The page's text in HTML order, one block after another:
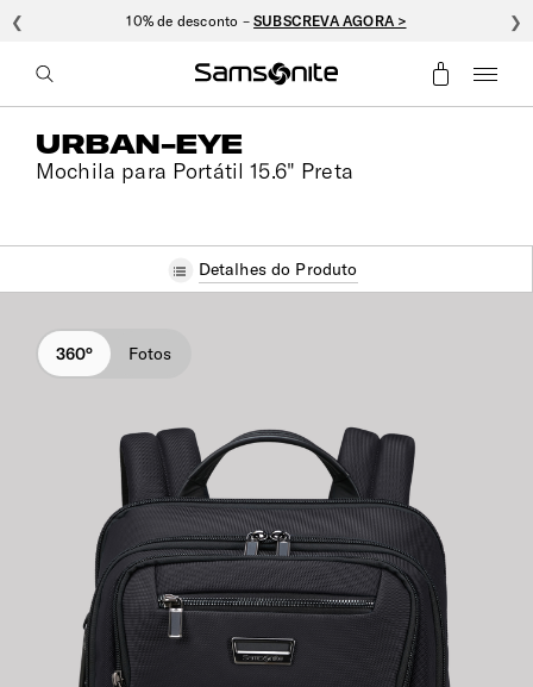
10% de desconto –SUBSCREVA AGORA >
❮ ❯
URBAN-EYE
Mochila para Portátil 15.6" Preta
Detalhes do Produto
360° Fotos